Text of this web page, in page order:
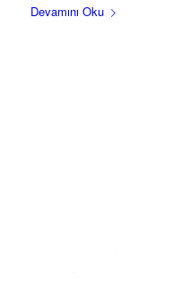
Devamını Oku